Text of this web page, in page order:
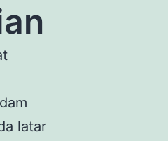
latar